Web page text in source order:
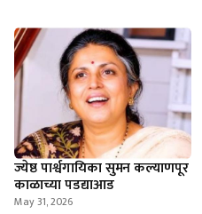
ज्येष्ठ पार्श्वगायिका सुमन कल्याणपूर
काळाच्या पडद्याआड
May 31, 2026